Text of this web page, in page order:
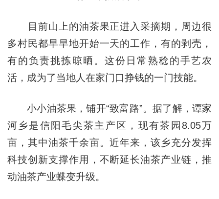
目前山上的油茶果正进入采摘期，周边很
多村民都早早地开始一天的工作，有的剥壳，
有的负责挑拣晾晒。这份日常熟稔的手艺农
活，成为了当地人在家门口挣钱的一门技能。
小小油茶果，铺开“致富路”。据了解，谭家
河乡是信阳毛尖茶主产区，现有茶园8.05万
亩，其中油茶千余亩。近年来，该乡充分发挥
科技创新支撑作用，不断延长油茶产业链，推
动油茶产业蝶变升级。